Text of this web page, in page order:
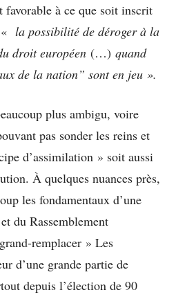
favorable à ce que soit inscrit
la possibilité de déroger à la
droit européen (…) quand
de la nation” sont en jeu ».
plus ambigu, voire
pas sonder les reins et
d’assimilation » soit aussi
À quelques nuances près,
les fondamentaux d’une
du Rassemblement
remplacer » Les
d’une grande partie de
depuis l’élection de 90